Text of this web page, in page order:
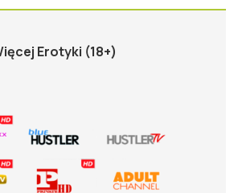
Erotyki (18+)